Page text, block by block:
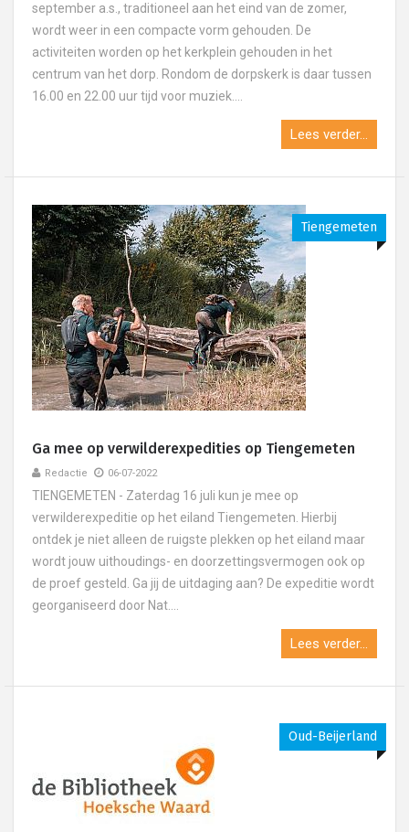
september a.s., traditioneel aan het eind van de zomer,
wordt weer in een compacte vorm gehouden. De
activiteiten worden op het kerkplein gehouden in het
centrum van het dorp. Rondom de dorpskerk is daar tussen
16.00 en 22.00 uur tijd voor muziek....
Lees verder...
Tiengemeten
Ga mee op verwilderexpedities op Tiengemeten
Redactie 06-07-2022
TIENGEMETEN - Zaterdag 16 juli kun je mee op
verwilderexpeditie op het eiland Tiengemeten. Hierbij
ontdek je niet alleen de ruigste plekken op het eiland maar
wordt jouw uithoudings- en doorzettingsvermogen ook op
de proef gesteld. Ga jij de uitdaging aan? De expeditie wordt
georganiseerd door Nat....
Lees verder...
Oud-Beijerland